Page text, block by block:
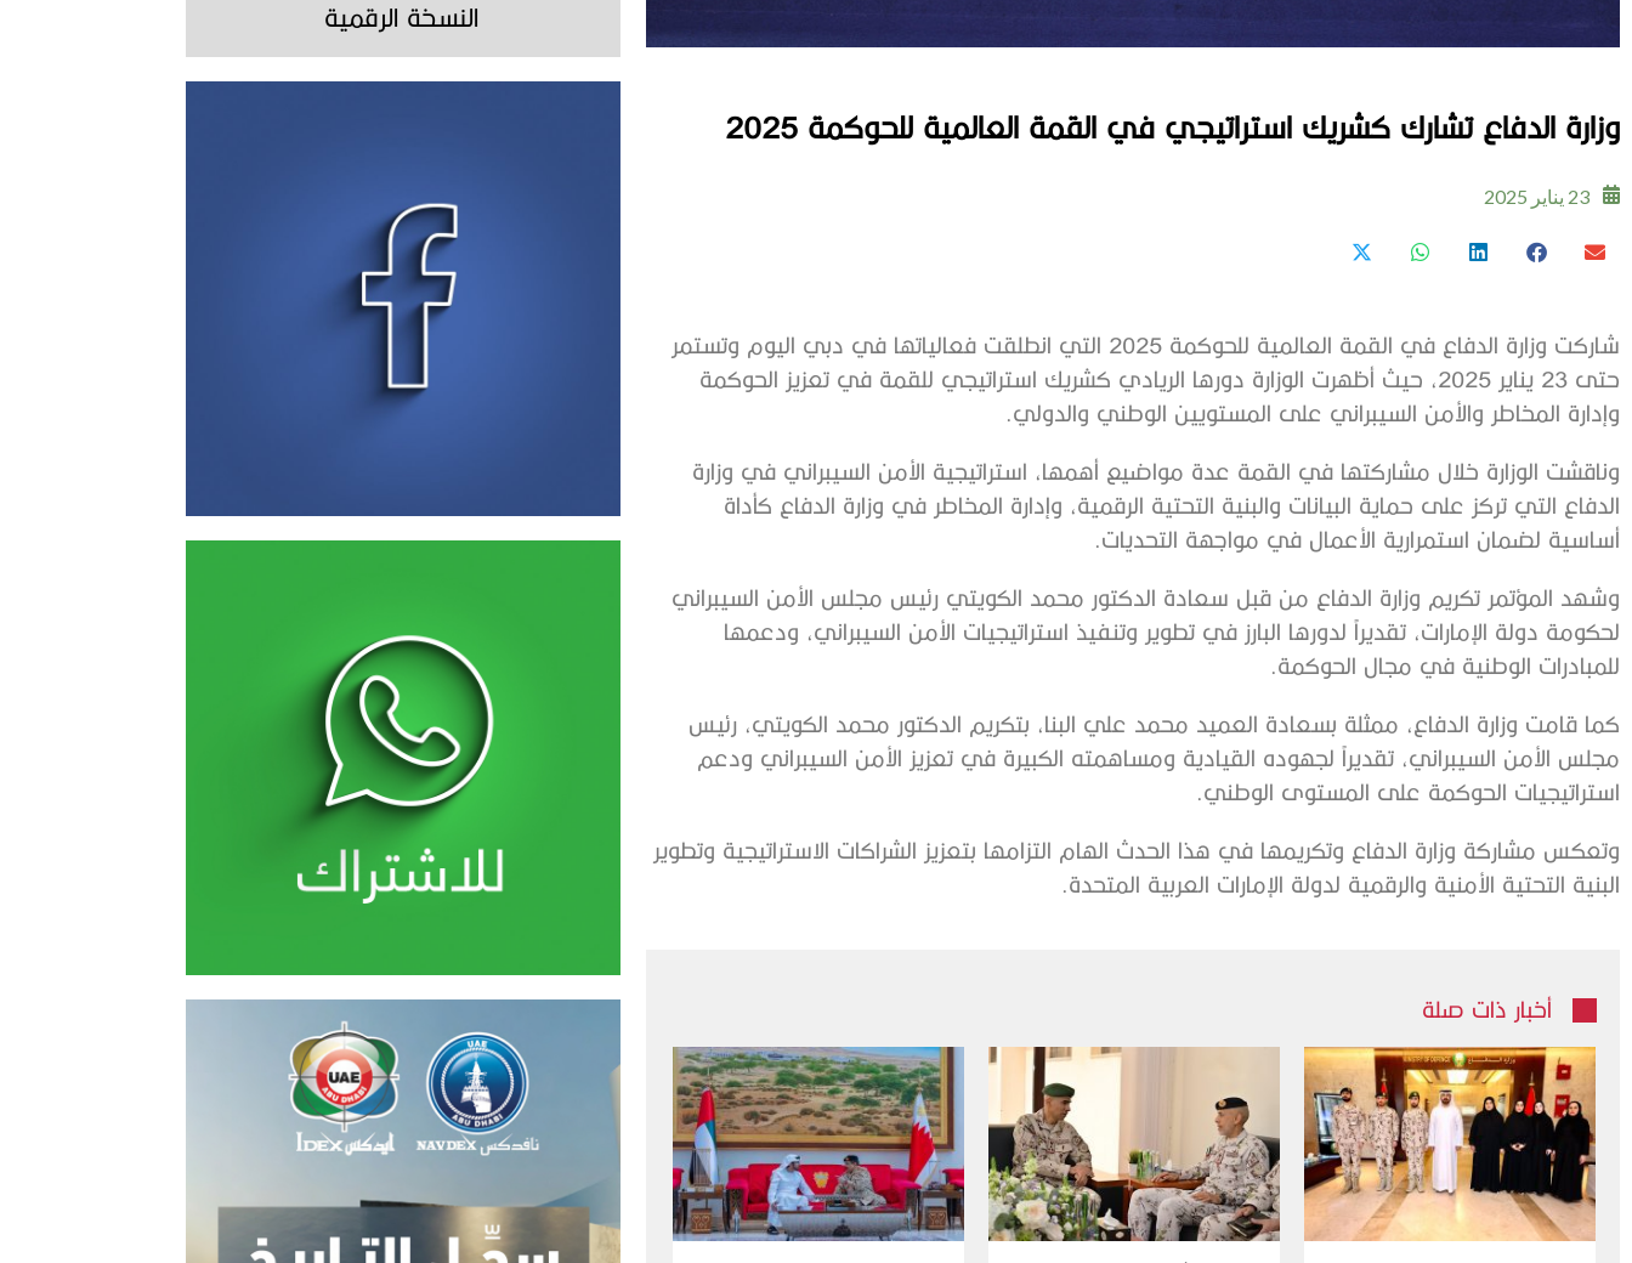
وزارة الدفاع تشارك كشريك استراتيجي في القمة العالمية للحوكمة 2025
23 يناير 2025
شاركت وزارة الدفاع في القمة العالمية للحوكمة 2025 التي انطلقت فعالياتها في دبي اليوم وتستمر
حتى 23 يناير 2025، حيث أظهرت الوزارة دورها الريادي كشريك استراتيجي للقمة في تعزيز الحوكمة
وإدارة المخاطر والأمن السيبراني على المستويين الوطني والدولي.
وناقشت الوزارة خلال مشاركتها في القمة عدة مواضيع أهمها، استراتيجية الأمن السيبراني في وزارة
الدفاع التي تركز على حماية البيانات والبنية التحتية الرقمية، وإدارة المخاطر في وزارة الدفاع كأداة
أساسية لضمان استمرارية الأعمال في مواجهة التحديات.
وشهد المؤتمر تكريم وزارة الدفاع من قبل سعادة الدكتور محمد الكويتي رئيس مجلس الأمن السيبراني
لحكومة دولة الإمارات، تقديراً لدورها البارز في تطوير وتنفيذ استراتيجيات الأمن السيبراني، ودعمها
للمبادرات الوطنية في مجال الحوكمة.
كما قامت وزارة الدفاع، ممثلة بسعادة العميد محمد علي البنا، بتكريم الدكتور محمد الكويتي، رئيس
مجلس الأمن السيبراني، تقديراً لجهوده القيادية ومساهمته الكبيرة في تعزيز الأمن السيبراني ودعم
استراتيجيات الحوكمة على المستوى الوطني.
وتعكس مشاركة وزارة الدفاع وتكريمها في هذا الحدث الهام التزامها بتعزيز الشراكات الاستراتيجية وتطوير
البنية التحتية الأمنية والرقمية لدولة الإمارات العربية المتحدة.
أخبار ذات صلة
النسخة الرقمية